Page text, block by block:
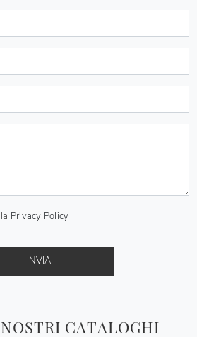
CATALOGHI
Privacy Policy
INVIA